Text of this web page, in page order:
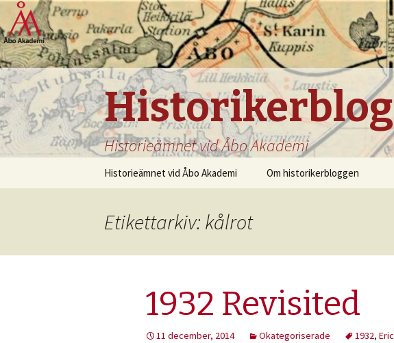
Historieämnet vid Åbo Akademi
Historieämnet vid Åbo Akademi Om historikerbloggen
Etikettarkiv: kålrot
1932 Revisited
11 december, 2014 Okategoriserade 1932,